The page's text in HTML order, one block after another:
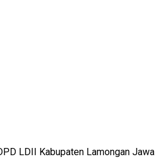
LDII Kabupaten Lamongan Jawa